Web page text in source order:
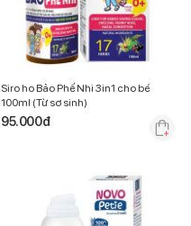
Siro ho Bảo Phế Nhi 3in1 cho bé
100ml (Từ sơ sinh)
95.000đ